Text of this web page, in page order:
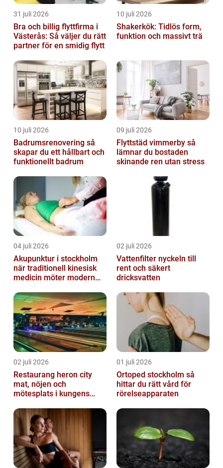
31 juli 2026
Bra och billig flyttfirma i
Västerås: Så väljer du rätt
partner för en smidig flytt
10 juli 2026
Shakerkök: Tidlös form,
funktion och massivt trä
10 juli 2026
Badrumsrenovering så
skapar du ett hållbart och
funktionellt badrum
09 juli 2026
Flyttstäd vimmerby så
lämnar du bostaden
skinande ren utan stress
04 juli 2026
Akupunktur i stockholm
när traditionell kinesisk
medicin möter modern
02 juli 2026
Vattenfilter nyckeln till
rent och säkert
dricksvatten
02 juli 2026
Restaurang heron city
mat, nöjen och
mötesplats i kungens
01 juli 2026
Ortoped stockholm så
hittar du rätt vård för
rörelseapparaten